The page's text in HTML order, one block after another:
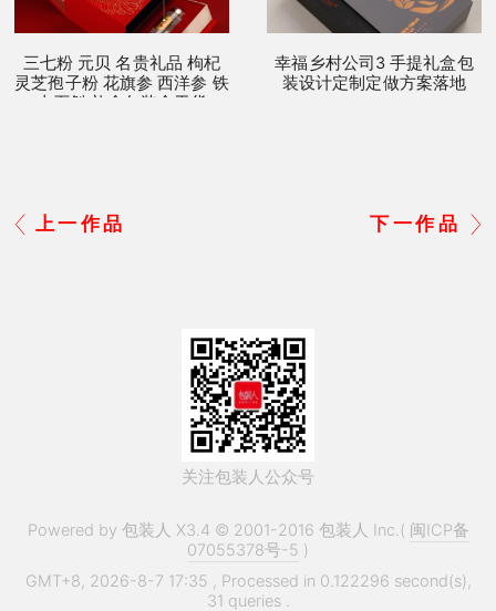
三七粉 元贝 名贵礼品 枸杞
灵芝孢子粉 花旗参 西洋参 铁
皮石斛 礼盒包装盒干货
幸福乡村公司3 手提礼盒包
装设计定制定做方案落地
上一作品 下一作品
关注包装人公众号
Powered by 包装人 X3.4 © 2001-2016 包装人 Inc.( 闽ICP备
07055378号-5 )
GMT+8, 2026-8-7 17:35 , Processed in 0.122296 second(s),
31 queries .